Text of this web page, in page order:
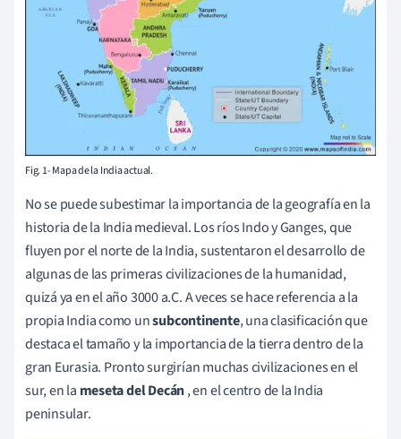
Fig. 1- Mapa de la India actual.
No se puede subestimar la importancia de la geografía en la
historia de la India medieval. Los ríos Indo y Ganges, que
fluyen por el norte de la India, sustentaron el desarrollo de
algunas de las primeras civilizaciones de la humanidad,
quizá ya en el año 3000 a.C. A veces se hace referencia a la
propia India como unsubcontinente, una clasificación que
destaca el tamaño y la importancia de la tierra dentro de la
gran Eurasia. Pronto surgirían muchas civilizaciones en el
sur, en la meseta del Decán, en el centro de la India
peninsular.